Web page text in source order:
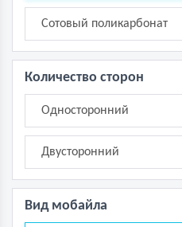
Сотовый поликарбонат
Количество сторон
Односторонний
Двусторонний
Вид мобайла